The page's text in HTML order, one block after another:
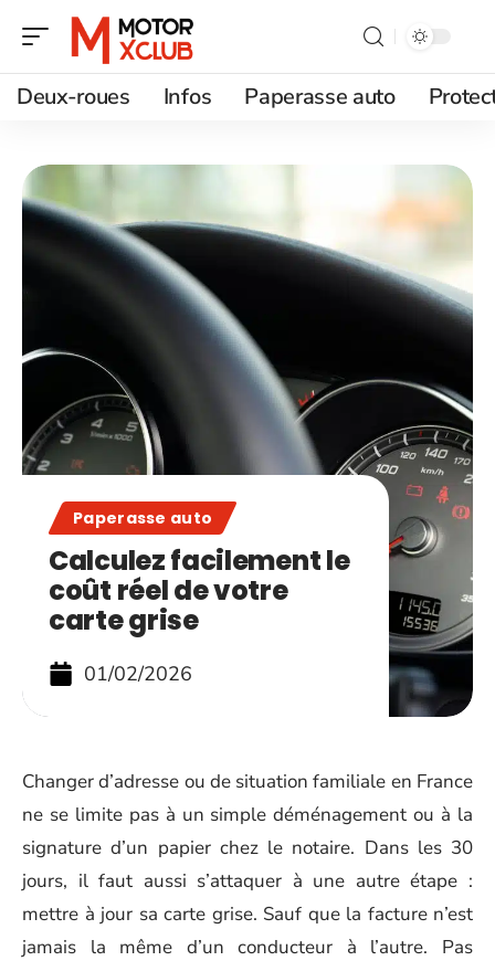
Deux-roues Infos Paperasse auto
Paperasse auto
Calculez facilement le
coût réel de votre
carte grise
01/02/2026
Changer d’adresse ou de situation familiale en France
ne se limite pas à un simple déménagement ou à la
signature d’un papier chez le notaire. Dans les 30
jours, il faut aussi s’attaquer à une autre étape :
mettre à jour sa carte grise. Sauf que la facture n’est
jamais la même d’un conducteur à l’autre. Pas